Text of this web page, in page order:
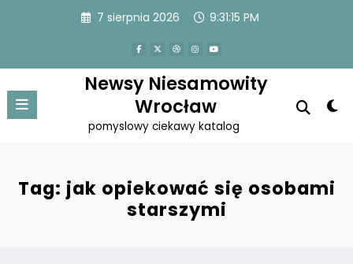
7 sierpnia 2026 9:31:15 PM
Newsy Niesamowity
Wrocław
pomyslowy ciekawy katalog
Tag: jak opiekować się osobami
starszymi